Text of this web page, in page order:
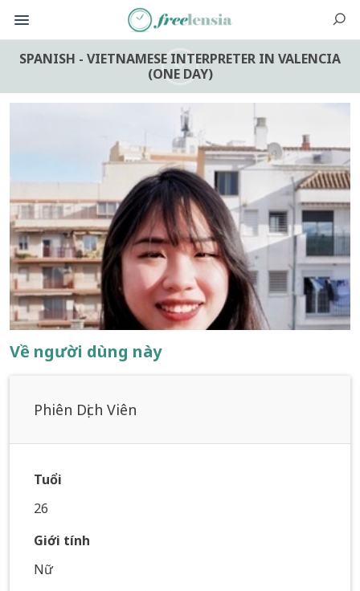
SPANISH - VIETNAMESE INTERPRETER IN VALENCIA
(ONE DAY)
Về người dùng này
Phiên Dịch Viên
Tuổi
26
Giới tính
Nữ